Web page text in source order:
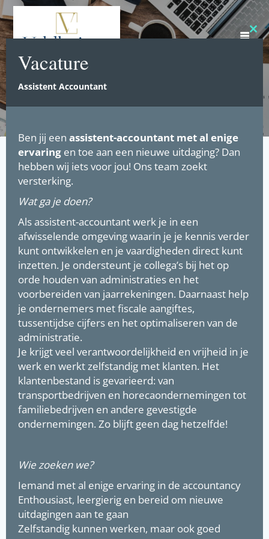
Ga
naar
de
this
Vacature
Assistent Accountant
Ben jij een assistent-accountant met al enige
ervaring en toe aan een nieuwe uitdaging? Dan
hebben wij iets voor jou! Ons team zoekt
versterking.
Wat ga je doen?
Als assistent-accountant werk je in een
afwisselende omgeving waarin je je kennis verder
kunt ontwikkelen en je vaardigheden direct kunt
inzetten. Je ondersteunt je collega’s bij het op
orde houden van administraties en het
voorbereiden van jaarrekeningen. Daarnaast help
je ondernemers met fiscale aangiftes,
tussentijdse cijfers en het optimaliseren van de
administratie.
Je krijgt veel verantwoordelijkheid en vrijheid in je
werk en werkt zelfstandig met klanten. Het
klantenbestand is gevarieerd: van
transportbedrijven en horecaondernemingen tot
familiebedrijven en andere gevestigde
ondernemingen. Zo blijft geen dag hetzelfde!
Wie zoeken we?
Iemand met al enige ervaring in de accountancy
Enthousiast, leergierig en bereid om nieuwe
uitdagingen aan te gaan
Zelfstandig kunnen werken, maar ook goed